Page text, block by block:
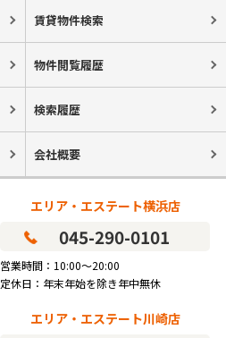
賃貸物件検索
物件閲覧履歴
検索履歴
会社概要
エリア・エステート横浜店
045-290-0101
営業時間：10:00～20:00
定休日：年末年始を除き年中無休
エリア・エステート川崎店